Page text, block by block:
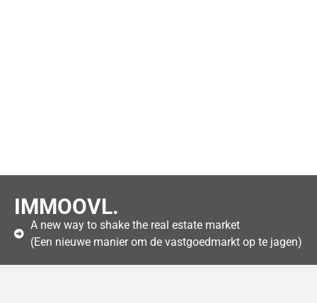
IMMOOVL.
A new way to shake the real estate market
(Een nieuwe manier om de vastgoedmarkt op te jagen)